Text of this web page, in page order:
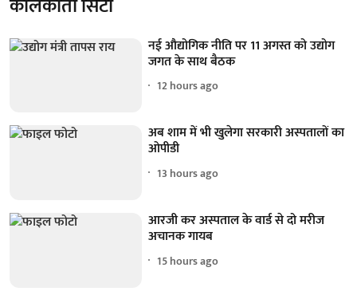
नई औद्योगिक नीति पर 11 अगस्त को उद्योग
जगत के साथ बैठक
12 hours ago
अब शाम में भी खुलेगा सरकारी अस्पतालों का
ओपीडी
13 hours ago
आरजी कर अस्पताल के वार्ड से दो मरीज
अचानक गायब
15 hours ago